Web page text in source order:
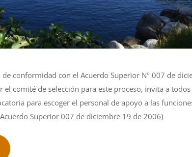
conformidad con el Acuerdo Superior Nº 007 de
el comité de selección para este proceso, invita a
para escoger el personal de apoyo a las
Superior 007 de diciembre 19 de 2006)